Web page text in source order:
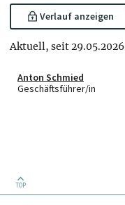
Verlauf anzeigen
Aktuell, seit 29.05.2026
Anton Schmied
Geschäftsführer/in
TOP